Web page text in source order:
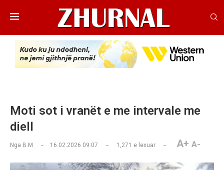
Moti sot i vranët e me intervale me
diell
Nga B.M 16.02.2026 09:07 1,271 e lexuar A+ A-